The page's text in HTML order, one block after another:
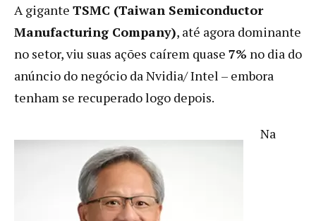
A gigante TSMC (Taiwan Semiconductor
Manufacturing Company), até agora dominante
no setor, viu suas ações caírem quase 7% no dia do
anúncio do negócio da Nvidia/ Intel – embora
tenham se recuperado logo depois.
Na